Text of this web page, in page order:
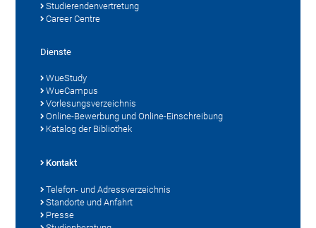
Studierendenvertretung
Career Centre
Dienste
WueStudy
WueCampus
Vorlesungsverzeichnis
Online-Bewerbung und Online-Einschreibung
Katalog der Bibliothek
Kontakt
Telefon- und Adressverzeichnis
Standorte und Anfahrt
Presse